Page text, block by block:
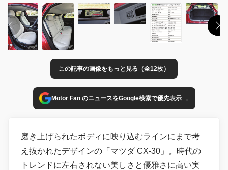
この記事の画像をもっと見る（全12枚）
Motor Fan のニュースをGoogle検索で優先表示→
磨き上げられたボディに映り込むラインにまで考
え抜かれたデザインの「マツダ CX-30」。時代の
トレンドに左右されない美しさと優雅さに高い実